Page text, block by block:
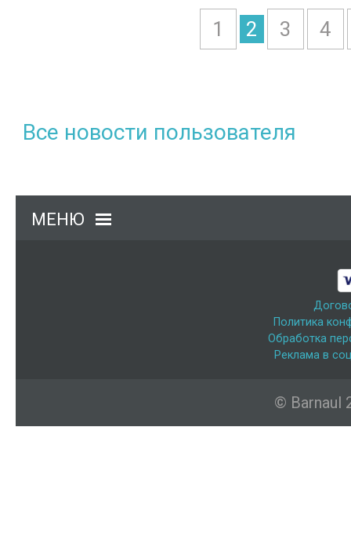
1 2 3 4
Все новости пользователя
МЕНЮ
Политика
Обработка
Реклама в
© Barnaul